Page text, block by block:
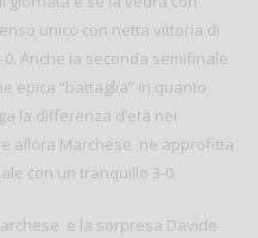
unico con netta vittoria di
Anche la seconda semifinale
epica “battaglia” in quanto
la differenza d’età nei
allora Marchese ne approfitta
con un tranquillo 3-0.
e la sorpresa Davide